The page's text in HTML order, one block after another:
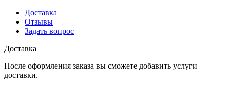
Доставка
Отзывы
Задать вопрос
Доставка
После оформления заказа вы сможете добавить услуги
доставки.